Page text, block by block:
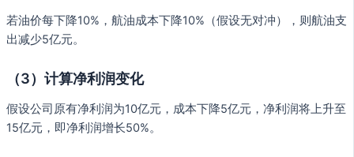
若油价每下降10%，航油成本下降10%（假设无对冲），则航油支
出减少5亿元。
（3）计算净利润变化
假设公司原有净利润为10亿元，成本下降5亿元，净利润将上升至
15亿元，即净利润增长50%。